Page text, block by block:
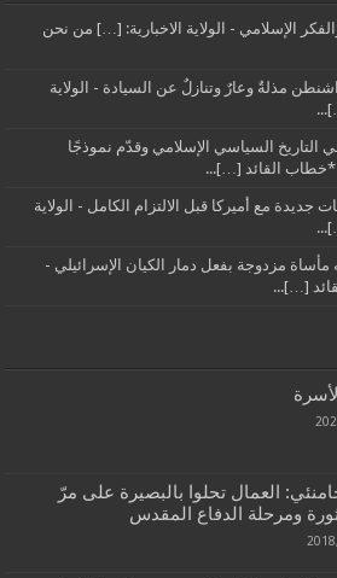
الإسلامي - الولاية الاخبارية: […] من نحن
مذلةٌ وعارٌ وتنازلٌ عن السيادة - الولاية
التاريخ السياسي الإسلامي وقدّم نموذجًا
*خطاب القائد […]...
جديدة مع أميركا قبل الالتزام الكامل - الولاية
مزدوجة بفعل دمار الكيان الإسرائيلي -
[…]...
العمال تحلوا بالبصيرة على مرّ
ومرحلة الدفاع المقدس